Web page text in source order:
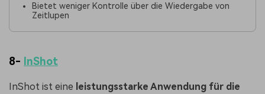
Bietet weniger Kontrolle über die Wiedergabe von
Zeitlupen
8- InShot
InShot ist eine leistungsstarke Anwendung für die